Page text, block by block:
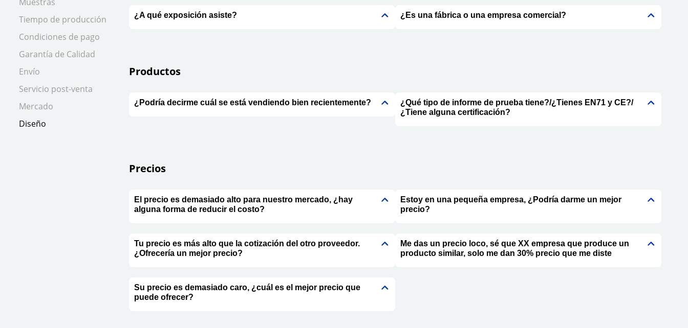
Tiempo de producción
Condiciones de pago
Garantía de Calidad
Envío
Servicio post-venta
Mercado
Diseño
¿A qué exposición asiste? ¿Es una fábrica o una empresa comercial?
Productos
¿Podría decirme cuál se está vendiendo bien recientemente?
¿Qué tipo de informe de prueba tiene?/¿Tienes EN71 y CE?/
¿Tiene alguna certificación?
Precios
El precio es demasiado alto para nuestro mercado, ¿hay
alguna forma de reducir el costo?
Tu precio es más alto que la cotización del otro proveedor.
¿Ofrecería un mejor precio?
Su precio es demasiado caro, ¿cuál es el mejor precio que
puede ofrecer?
Estoy en una pequeña empresa, ¿Podría darme un mejor
precio?
Me das un precio loco, sé que XX empresa que produce un
producto similar, solo me dan 30% precio que me diste